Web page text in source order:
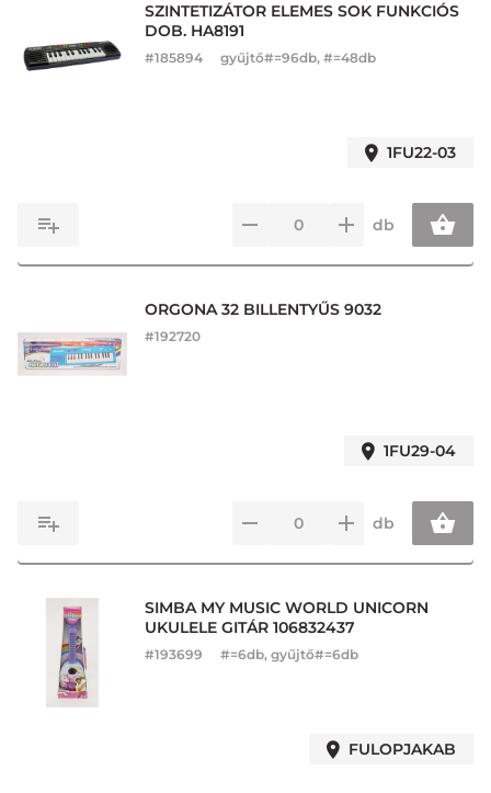
SZINTETIZÁTOR ELEMES SOK FUNKCIÓS
DOB. HA8191
#185894 gyűjtő#=96db, #=48db
1FU22-03
db
ORGONA 32 BILLENTYŰS 9032
#192720
1FU29-04
db
SIMBA MY MUSIC WORLD UNICORN
UKULELE GITÁR 106832437
#193699 #=6db, gyűjtő#=6db
FULOPJAKAB